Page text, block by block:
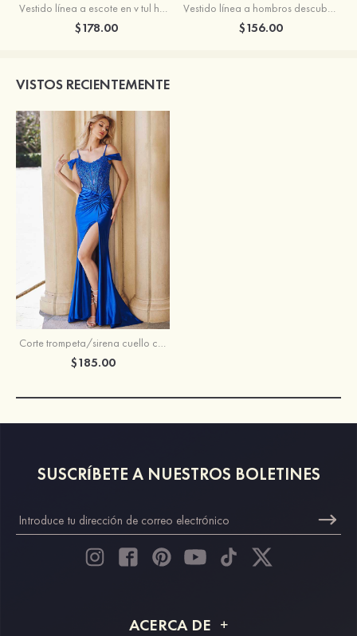
Vestido línea a escote en v tul hasta el suelo vestido de graduación
$178.00
Vestido línea a hombros descubiertos satén barrer tren vestido de graduación
$156.00
VISTOS RECIENTEMENTE
$185.00
SUSCRÍBETE A NUESTROS BOLETINES
ACERCA DE